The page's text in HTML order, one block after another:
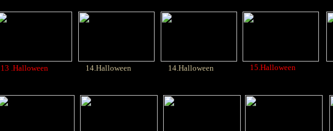
13 .Halloween 14.Halloween 14.Halloween 15.Halloween